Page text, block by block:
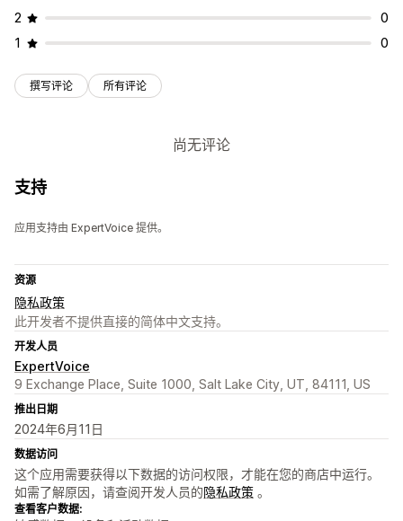
2
0
1
0
撰写评论 所有评论
尚无评论
支持
应用支持由 ExpertVoice 提供。
资源
隐私政策
此开发者不提供直接的简体中文支持。
开发人员
ExpertVoice
9 Exchange Place, Suite 1000, Salt Lake City, UT, 84111, US
推出日期
2024年6月11日
数据访问
这个应用需要获得以下数据的访问权限，才能在您的商店中运行。
如需了解原因，请查阅开发人员的隐私政策 。
查看客户数据: